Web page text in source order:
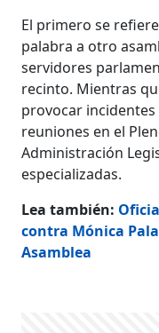
El primero se
palabra a otro
servidores
recinto. Mientras
provocar
reuniones en el
Administración
especializadas.
Lea también:
contra Mónica
Asamblea